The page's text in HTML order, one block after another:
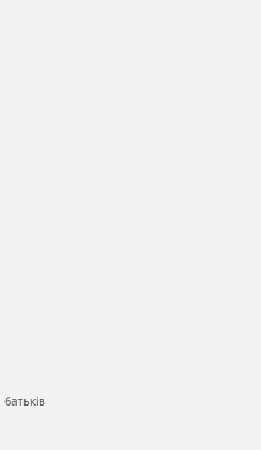
батьків